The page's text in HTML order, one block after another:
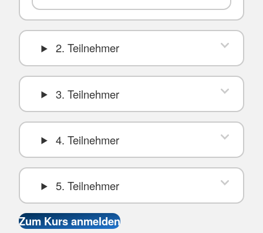
2. Teilnehmer
3. Teilnehmer
4. Teilnehmer
5. Teilnehmer